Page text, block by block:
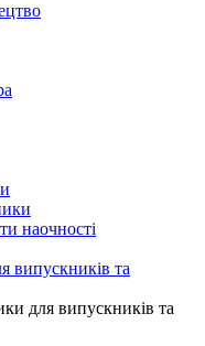
наочності
випускників та
для випускників та